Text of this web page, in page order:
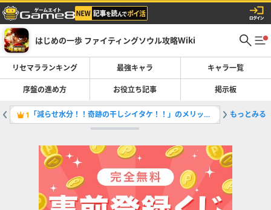
はじめの一歩 ファイティングソウル攻略Wiki
リセマラランキング 最強キャラ キャラ一覧
序盤の進め方 お役立ち記事 掲示板
1 「減らせ水分！！奇跡の干しシイタケ！！」のメリットと概要 2攻略・
もっとみる